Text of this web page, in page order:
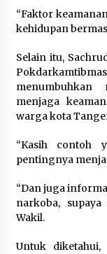
“Faktor
kehidupan
Selain itu,
menjaga
warga kota
“Kasih contoh
pentingnya
“Dan juga
narkoba,
Wakil.
Untuk diketahui,